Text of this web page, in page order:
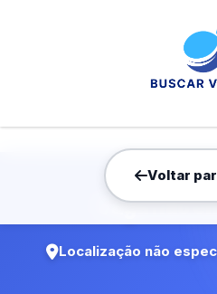
Voltar
Vaga não
Localização não